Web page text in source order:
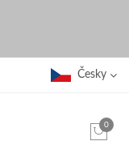
Česky
0